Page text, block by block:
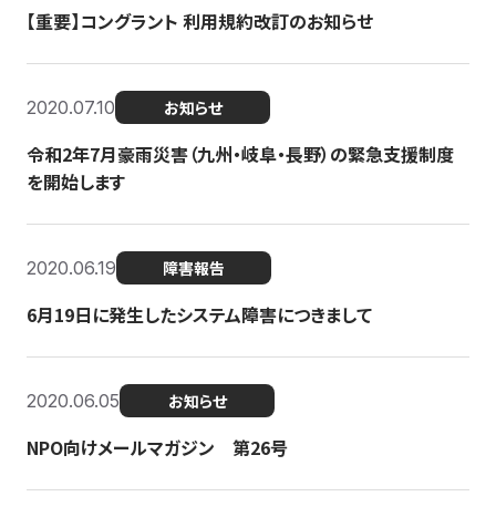
【重要】コングラント 利用規約改訂のお知らせ
2020.07.10 お知らせ
令和2年7月豪雨災害（九州・岐阜・長野）の緊急支援制度
を開始します
2020.06.19 障害報告
6月19日に発生したシステム障害につきまして
2020.06.05 お知らせ
NPO向けメールマガジン 第26号